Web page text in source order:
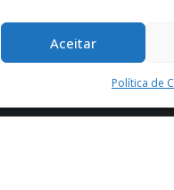
Aceitar
Política de